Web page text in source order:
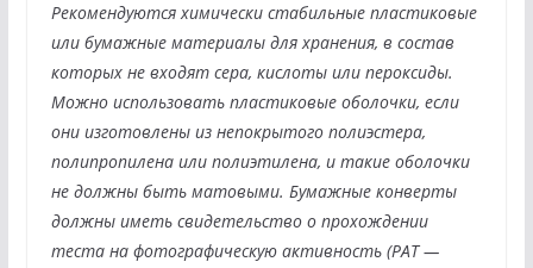
Рекомендуются химически стабильные пластиковые
или бумажные материалы для хранения, в состав
которых не входят сера, кислоты или пероксиды.
Можно использовать пластиковые оболочки, если
они изготовлены из непокрытого полиэстера,
полипропилена или полиэтилена, и такие оболочки
не должны быть матовыми. Бумажные конверты
должны иметь свидетельство о прохождении
теста на фотографическую активность (PAT —